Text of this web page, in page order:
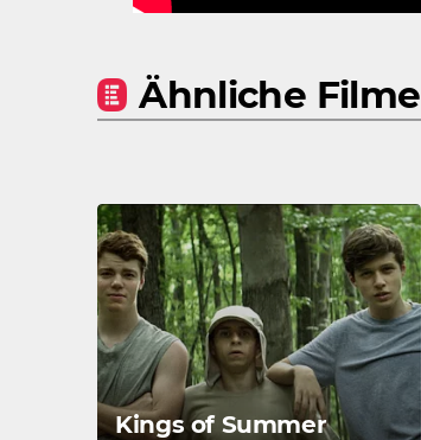
Ähnliche Filme
Kings of Summer